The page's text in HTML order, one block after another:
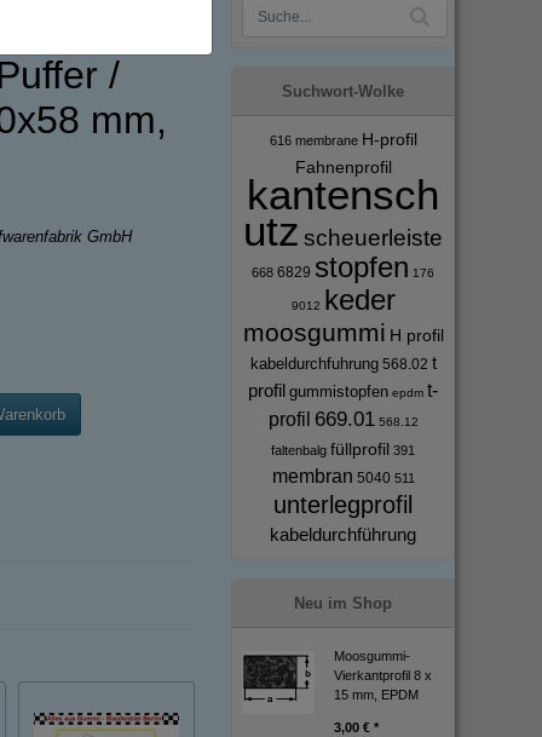
/
mm,
GmbH
Suchwort-Wolke
616 membrane H-profil
Fahnenprofil
kantensch
utz scheuerleiste
668 6829 stopfen 176
9012 keder
moosgummi H profil
kabeldurchfuhrung 568.02 t
profil gummistopfen epdm t-
profil 669.01 568.12
faltenbalg füllprofil 391
membran 5040 511
unterlegprofil
kabeldurchführung
Neu im Shop
Moosgummi-
Vierkantprofil 8 x
15 mm, EPDM
3,00 € *